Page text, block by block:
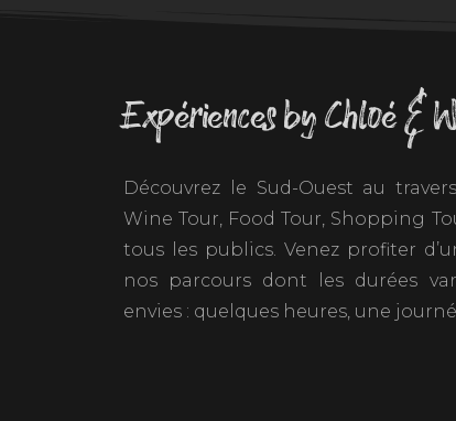
Expériences by Chloé &
Découvrez le Sud-Ouest au
Wine Tour, Food Tour, Shopping
tous les publics. Venez profiter
nos parcours dont les durées
envies : quelques heures, une